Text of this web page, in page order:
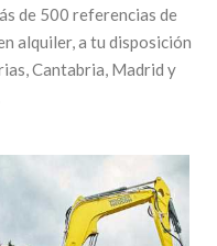
de 500 referencias de
alquiler, a tu disposición
Cantabria, Madrid y